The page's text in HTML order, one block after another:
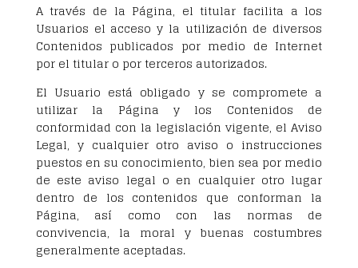
A través de la Página, el titular facilita a los
Usuarios el acceso y la utilización de diversos
Contenidos publicados por medio de Internet
por el titular o por terceros autorizados.
El Usuario está obligado y se compromete a
utilizar la Página y los Contenidos de
conformidad con la legislación vigente, el Aviso
Legal, y cualquier otro aviso o instrucciones
puestos en su conocimiento, bien sea por medio
de este aviso legal o en cualquier otro lugar
dentro de los contenidos que conforman la
Página, así como con las normas de
convivencia, la moral y buenas costumbres
generalmente aceptadas.